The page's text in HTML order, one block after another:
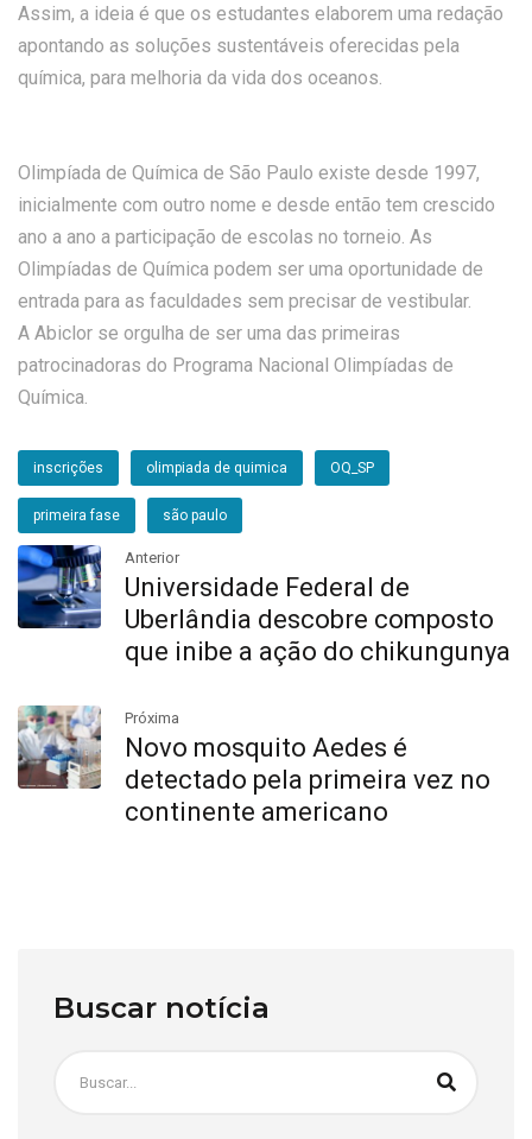
Assim, a ideia é que os estudantes elaborem uma redação
apontando as soluções sustentáveis oferecidas pela
química, para melhoria da vida dos oceanos.
Olimpíada de Química de São Paulo existe desde 1997,
inicialmente com outro nome e desde então tem crescido
ano a ano a participação de escolas no torneio. As
Olimpíadas de Química podem ser uma oportunidade de
entrada para as faculdades sem precisar de vestibular.
A Abiclor se orgulha de ser uma das primeiras
patrocinadoras do Programa Nacional Olimpíadas de
Química.
inscrições olimpiada de quimica OQ_SP
primeira fase são paulo
Anterior
Universidade Federal de
Uberlândia descobre composto
que inibe a ação do chikungunya
Próxima
Novo mosquito Aedes é
detectado pela primeira vez no
continente americano
Buscar notícia